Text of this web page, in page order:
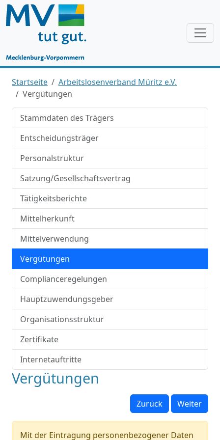
Startseite
Arbeitslosenverband Müritz e.V.
Vergütungen
Stammdaten des Trägers
Entscheidungsträger
Personalstruktur
Satzung/Gesellschaftsvertrag
Tätigkeitsberichte
Mittelherkunft
Mittelverwendung
Vergütungen
Complianceregelungen
Hauptzuwendungsgeber
Organisationsstruktur
Zertifikate
Internetauftritte
Vergütungen
Zurück Weiter
Mit der Eintragung personenbezogener Daten